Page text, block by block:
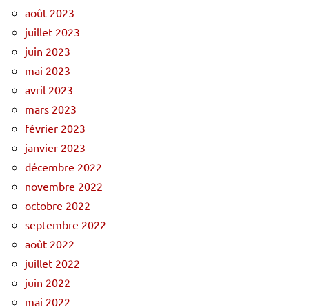
août 2023
juillet 2023
juin 2023
mai 2023
avril 2023
mars 2023
février 2023
janvier 2023
décembre 2022
novembre 2022
octobre 2022
septembre 2022
août 2022
juillet 2022
juin 2022
mai 2022